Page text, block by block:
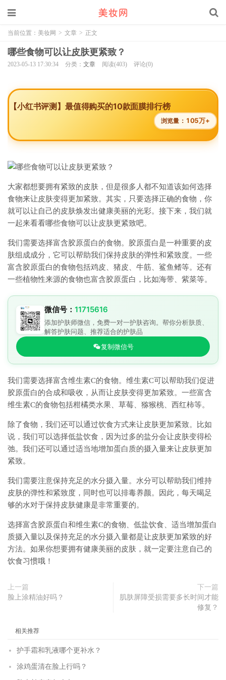
当前位置： 美妆网 > 文章 > 正文
哪些食物可以让皮肤更紧致？
2023-05-13 17:30:34 分类： 文章 阅读(403) 评论(0)
【小红书评测】最值得购买的10款面膜排行榜
浏览量： 105万+
大家都想要拥有紧致的皮肤，但是很多人都不知道该如何选择
食物来让皮肤变得更加紧致。其实，只要选择正确的食物，你
就可以让自己的皮肤焕发出健康美丽的光彩。接下来，我们就
一起来看看哪些食物可以让皮肤更紧致吧。
我们需要选择富含胶原蛋白的食物。胶原蛋白是一种重要的皮
肤组成成分，它可以帮助我们保持皮肤的弹性和紧致度。一些
富含胶原蛋白的食物包括鸡皮、猪皮、牛筋、鲨鱼鳍等。还有
一些植物性来源的食物也富含胶原蛋白，比如海带、紫菜等。
微信号： 11715616
添加护肤师微信，免费一对一护肤咨询。帮你分析肤质、
解答护肤问题、推荐适合的护肤品
复制微信号
我们需要选择富含维生素C的食物。维生素C可以帮助我们促进
胶原蛋白的合成和吸收，从而让皮肤变得更加紧致。一些富含
维生素C的食物包括柑橘类水果、草莓、猕猴桃、西红柿等。
除了食物，我们还可以通过饮食方式来让皮肤更加紧致。比如
说，我们可以选择低盐饮食，因为过多的盐分会让皮肤变得松
弛。我们还可以通过适当地增加蛋白质的摄入量来让皮肤更加
紧致。
我们需要注意保持充足的水分摄入量。水分可以帮助我们维持
皮肤的弹性和紧致度，同时也可以排毒养颜。因此，每天喝足
够的水对于保持皮肤健康是非常重要的。
选择富含胶原蛋白和维生素C的食物、低盐饮食、适当增加蛋白
质摄入量以及保持充足的水分摄入量都是让皮肤更加紧致的好
方法。如果你想要拥有健康美丽的皮肤，就一定要注意自己的
饮食习惯哦！
上一篇
脸上涂精油好吗？
下一篇
肌肤屏障受损需要多长时间才能
修复？
相关推荐
护手霜和乳液哪个更补水？
涂鸡蛋清在脸上行吗？